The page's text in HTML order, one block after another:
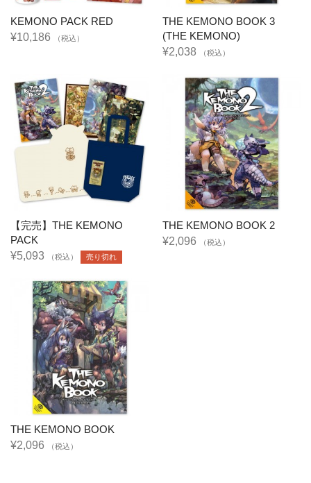
KEMONO PACK RED
¥10,186
（税込）
THE KEMONO BOOK 3
(THE KEMONO)
¥2,038
（税込）
【完売】THE KEMONO
PACK
¥5,093
（税込） 売り切れ
THE KEMONO BOOK 2
¥2,096
（税込）
THE KEMONO BOOK
¥2,096
（税込）